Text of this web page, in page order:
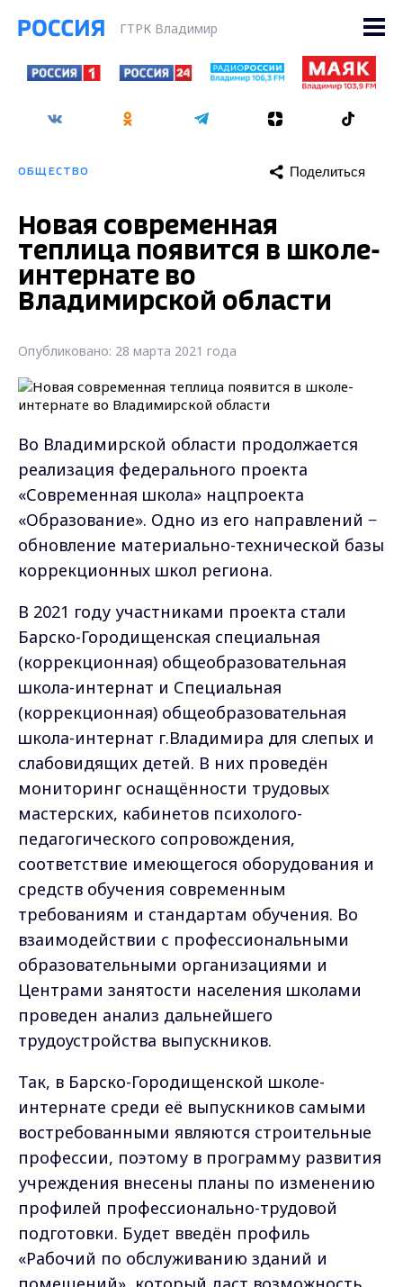
ГТРК Владимир
ОБЩЕСТВО Поделиться
Новая современная
теплица появится в школе-
интернате во
Владимирской области
Опубликовано: 28 марта 2021 года
Во Владимирской области продолжается
реализация федерального проекта
«Современная школа» нацпроекта
«Образование». Одно из его направлений −
обновление материально-технической базы
коррекционных школ региона.
В 2021 году участниками проекта стали
Барско-Городищенская специальная
(коррекционная) общеобразовательная
школа-интернат и Специальная
(коррекционная) общеобразовательная
школа-интернат г.Владимира для слепых и
слабовидящих детей. В них проведён
мониторинг оснащённости трудовых
мастерских, кабинетов психолого-
педагогического сопровождения,
соответствие имеющегося оборудования и
средств обучения современным
требованиям и стандартам обучения. Во
взаимодействии с профессиональными
образовательными организациями и
Центрами занятости населения школами
проведен анализ дальнейшего
трудоустройства выпускников.
Так, в Барско-Городищенской школе-
интернате среди её выпускников самыми
востребованными являются строительные
профессии, поэтому в программу развития
учреждения внесены планы по изменению
профилей профессионально-трудовой
подготовки. Будет введён профиль
«Рабочий по обслуживанию зданий и